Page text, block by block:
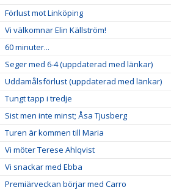
Förlust mot Linköping
Vi välkomnar Elin Källström!
60 minuter...
Seger med 6-4 (uppdaterad med länkar)
Uddamålsförlust (uppdaterad med länkar)
Tungt tapp i tredje
Sist men inte minst; Åsa Tjusberg
Turen är kommen till Maria
Vi möter Terese Ahlqvist
Vi snackar med Ebba
Premiärveckan börjar med Carro